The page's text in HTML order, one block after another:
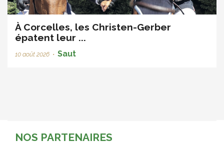
À Corcelles, les Christen-Gerber
épatent leur ...
10 août 2026 • Saut
NOS PARTENAIRES